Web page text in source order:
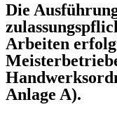
Die
Arbeiten
Anlage A).